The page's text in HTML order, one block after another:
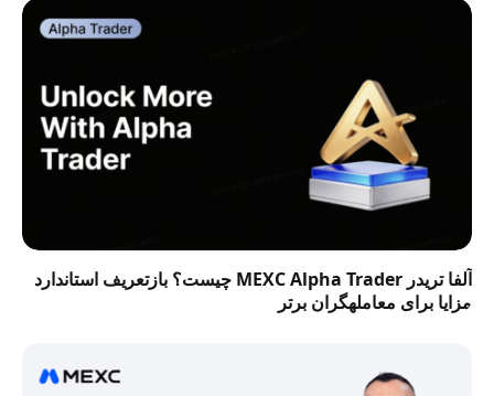
آلفا تریدر MEXC Alpha Trader چیست؟ بازتعریف استاندارد
مزایا برای معاملهگران برتر